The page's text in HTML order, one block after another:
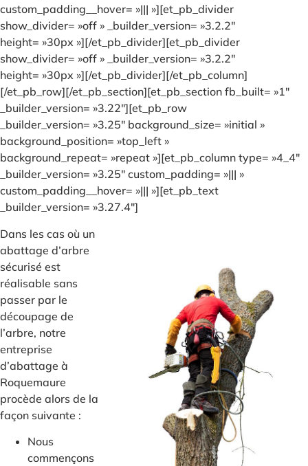
custom_padding__hover= »||| »][et_pb_divider
show_divider= »off » _builder_version= »3.2.2″
height= »30px »][/et_pb_divider][et_pb_divider
show_divider= »off » _builder_version= »3.2.2″
height= »30px »][/et_pb_divider][/et_pb_column]
[/et_pb_row][/et_pb_section][et_pb_section fb_built= »1″
_builder_version= »3.22″][et_pb_row
_builder_version= »3.25″ background_size= »initial »
background_position= »top_left »
background_repeat= »repeat »][et_pb_column type= »4_4″
_builder_version= »3.25″ custom_padding= »||| »
custom_padding__hover= »||| »][et_pb_text
_builder_version= »3.27.4″]
Dans les cas où un
abattage d’arbre
sécurisé est
réalisable sans
passer par le
découpage de
l’arbre, notre
entreprise
d’abattage à
Roquemaure
procède alors de la
façon suivante :
Nous
commençons